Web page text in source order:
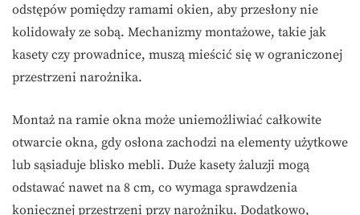
odstępów pomiędzy ramami okien, aby przesłony nie
kolidowały ze sobą. Mechanizmy montażowe, takie jak
kasety czy prowadnice, muszą mieścić się w ograniczonej
przestrzeni narożnika.
Montaż na ramie okna może uniemożliwiać całkowite
otwarcie okna, gdy osłona zachodzi na elementy użytkowe
lub sąsiaduje blisko mebli. Duże kasety żaluzji mogą
odstawać nawet na 8 cm, co wymaga sprawdzenia
koniecznej przestrzeni przy narożniku. Dodatkowo,